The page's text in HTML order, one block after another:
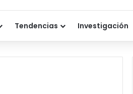
Tendencias Investigación